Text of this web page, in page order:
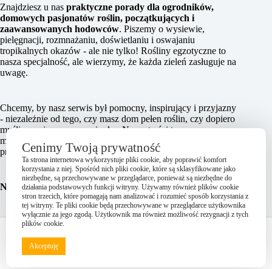
Znajdziesz u nas praktyczne porady dla ogrodników,
domowych pasjonatów roślin, początkujących i
zaawansowanych hodowców. Piszemy o wysiewie,
pielęgnacji, rozmnażaniu, doświetlaniu i oswajaniu
tropikalnych okazów - ale nie tylko! Rośliny egzotyczne to
nasza specjalność, ale wierzymy, że każda zieleń zasługuje na
uwagę.
Chcemy, by nasz serwis był pomocny, inspirujący i przyjazny
- niezależnie od tego, czy masz dom pełen roślin, czy dopiero
myślisz o pierwszym nasionku. Nasze treści tworzymy z
miłości do zieleni i chęci dzielenia się tym, co działa w
praktyce.
NasionaTropikalne.pl - z serca do roślin, z myślą o Tobie.
Kontakt
Copyright © 2025 All rights reserved.
Cenimy Twoją prywatność
Ta strona internetowa wykorzystuje pliki cookie, aby poprawić komfort
korzystania z niej. Spośród nich pliki cookie, które są sklasyfikowane jako
niezbędne, są przechowywane w przeglądarce, ponieważ są niezbędne do
działania podstawowych funkcji witryny. Używamy również plików cookie
stron trzecich, które pomagają nam analizować i rozumieć sposób korzystania z
tej witryny. Te pliki cookie będą przechowywane w przeglądarce użytkownika
wyłącznie za jego zgodą. Użytkownik ma również możliwość rezygnacji z tych
plików cookie.
Akceptuję